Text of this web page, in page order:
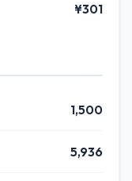
¥301
1,500
5,936